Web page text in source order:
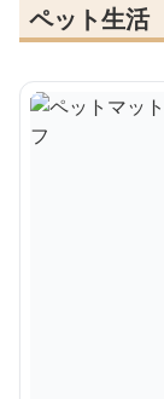
ペット生活